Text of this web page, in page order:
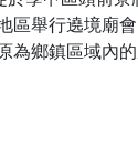
區舉行遶境廟
為鄉鎮區域內